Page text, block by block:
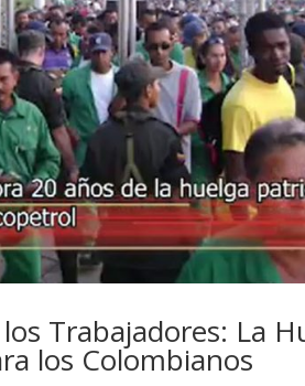
Trabajadores: La
los Colombianos